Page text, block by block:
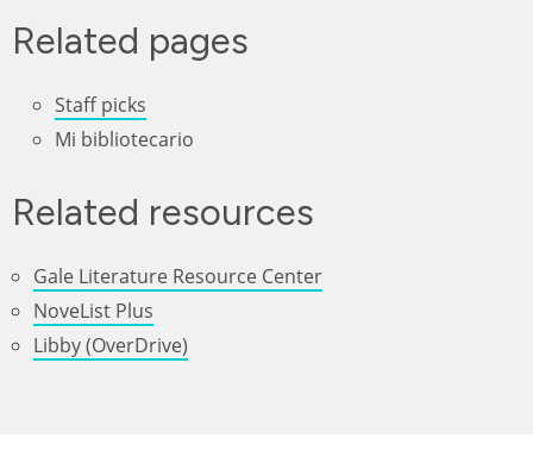
Related pages
Staff picks
Mi bibliotecario
Related resources
Gale Literature Resource Center
NoveList Plus
Libby (OverDrive)